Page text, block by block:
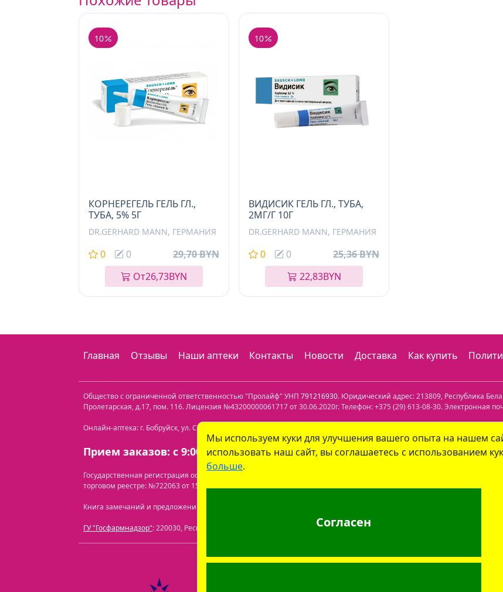
10
КОРНЕРЕГЕЛЬ ГЕЛЬ ГЛ.,
ТУБА, 5% 5Г
DR.GERHARD MANN, ГЕРМАНИЯ
0 0
29,70 BYN
От26,73BYN
10
ВИДИСИК ГЕЛЬ ГЛ., ТУБА,
2МГ/Г 10Г
DR.GERHARD MANN, ГЕРМАНИЯ
0 0
25,36 BYN
22,83BYN
Главная Отзывы Наши аптеки Контакты Новости Доставка Как купить
Общество с ограниченной ответственностью "Пролайф" УНП 791216930. Юридический адрес:213809, Республика
Пролетарская, д.17, пом. 116. Лицензия №43200000061717 от 30.06.2020г. Телефон:+375 (29) 613-08-30. Электронная
Онлайн-аптека: г. Бобруйск, ул. Советская 40-3. Телефон: +375 (29) 339-79-59. Электронная почта:
Прием заказов: с 9:00 до 21:00.
Государственная регистрация осуществлена Бобруйским городским исполнительным комитетом управления
торговом реестре: №722063 от 15.07.2024.
Книга замечаний и предложений находится по адресу: г. Бобруйск, ул. Советская 40-3. Телефон: +375 (29) 339-79-59.
ГУ "Госфармнадзор": 220030, Республика Беларусь, г. Минск, ул.Мясникова, 32-2. Телефон: +375 (17) 271-25-75.
ООО "Пролайф", УНП 791216930 info@aptekaonline.by
Мы используем куки для улучшения вашего опыта на нашем
использовать наш сайт, вы соглашаетесь с использованием
больше.
Согласен